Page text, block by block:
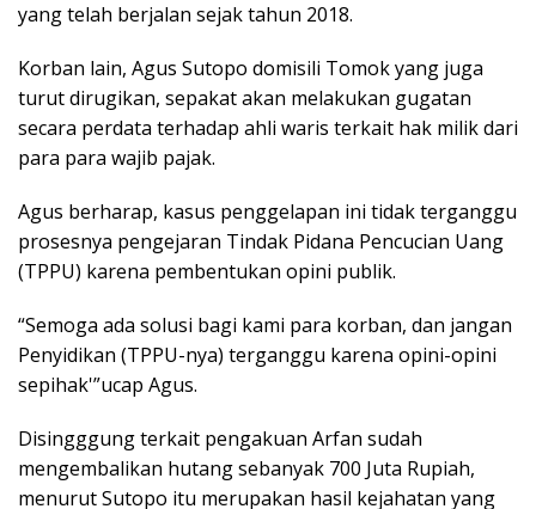
yang telah berjalan sejak tahun 2018.
Korban lain, Agus Sutopo domisili Tomok yang juga
turut dirugikan, sepakat akan melakukan gugatan
secara perdata terhadap ahli waris terkait hak milik dari
para para wajib pajak.
Agus berharap, kasus penggelapan ini tidak terganggu
prosesnya pengejaran Tindak Pidana Pencucian Uang
(TPPU) karena pembentukan opini publik.
“Semoga ada solusi bagi kami para korban, dan jangan
Penyidikan (TPPU-nya) terganggu karena opini-opini
sepihak'”ucap Agus.
Disingggung terkait pengakuan Arfan sudah
mengembalikan hutang sebanyak 700 Juta Rupiah,
menurut Sutopo itu merupakan hasil kejahatan yang